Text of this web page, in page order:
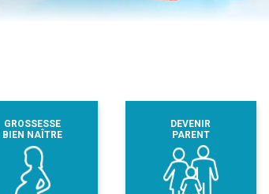
GROSSESSE
BIEN NAÎTRE
DEVENIR
PARENT